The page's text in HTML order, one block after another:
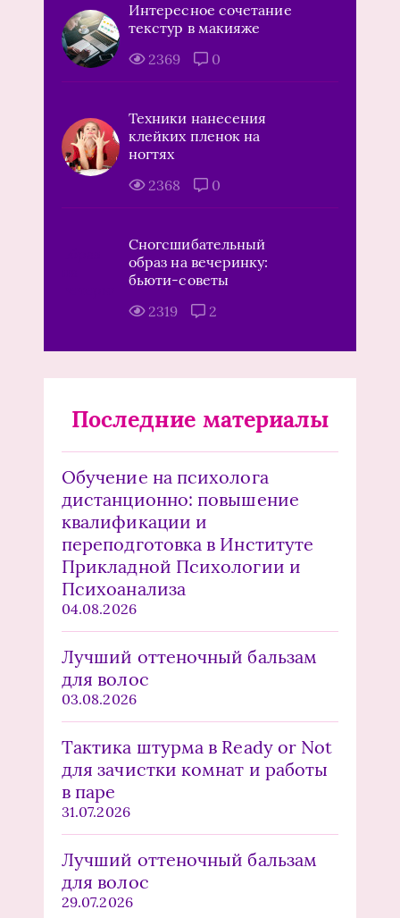
Интересное сочетание
текстур в макияже
2369
0
Техники нанесения
клейких пленок на
ногтях
2368
0
Сногсшибательный
образ на вечеринку:
бьюти-советы
2319
2
Последние материалы
Обучение на психолога
дистанционно: повышение
квалификации и
переподготовка в Институте
Прикладной Психологии и
Психоанализа
04.08.2026
Лучший оттеночный бальзам
для волос
03.08.2026
Тактика штурма в Ready or Not
для зачистки комнат и работы
в паре
31.07.2026
Лучший оттеночный бальзам
для волос
29.07.2026